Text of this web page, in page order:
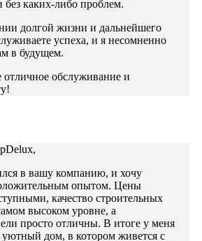
без каких-либо проблем.
долгой жизни и дальнейшего
успеха, и я несомненно
в будущем.
обслуживание и
в вашу компанию, и хочу
опытом. Цены
качество строительных
высоком уровне, а
просто отличны. В итоге у меня
дом, в котором живется с